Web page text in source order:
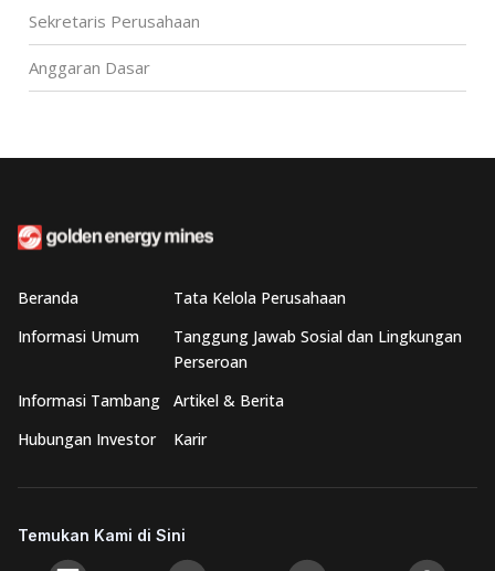
Sekretaris Perusahaan
Anggaran Dasar
Beranda
Informasi Umum
Informasi Tambang
Hubungan Investor
Tata Kelola Perusahaan
Tanggung Jawab Sosial dan Lingkungan
Perseroan
Artikel & Berita
Karir
Temukan Kami di Sini